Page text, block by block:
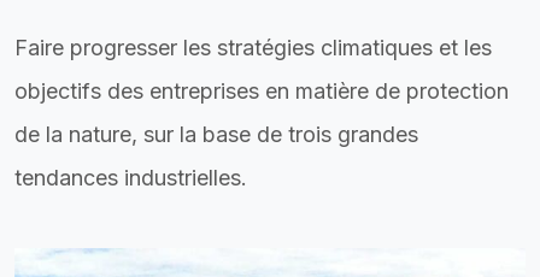
Faire progresser les stratégies climatiques et les
objectifs des entreprises en matière de protection
de la nature, sur la base de trois grandes
tendances industrielles.